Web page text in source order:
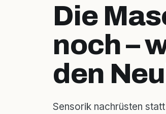
Die
noch –
den
Sensorik nachrüsten